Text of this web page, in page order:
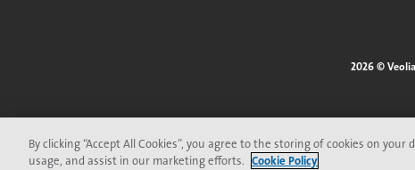
2026 ©
脚
菜
By clicking “Accept All Cookies”, you agree to the storing of cookies on
usage, and assist in our marketing efforts. Cookie Policy